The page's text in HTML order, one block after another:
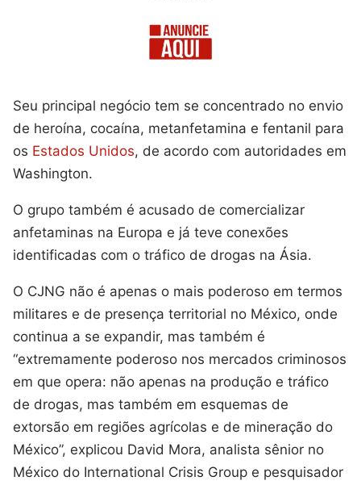
Seu principal negócio tem se concentrado no envio
de heroína, cocaína, metanfetamina e fentanil para
os Estados Unidos, de acordo com autoridades em
Washington.
O grupo também é acusado de comercializar
anfetaminas na Europa e já teve conexões
identificadas com o tráfico de drogas na Ásia.
O CJNG não é apenas o mais poderoso em termos
militares e de presença territorial no México, onde
continua a se expandir, mas também é
“extremamente poderoso nos mercados criminosos
em que opera: não apenas na produção e tráfico
de drogas, mas também em esquemas de
extorsão em regiões agrícolas e de mineração do
México”, explicou David Mora, analista sênior no
México do International Crisis Group e pesquisador